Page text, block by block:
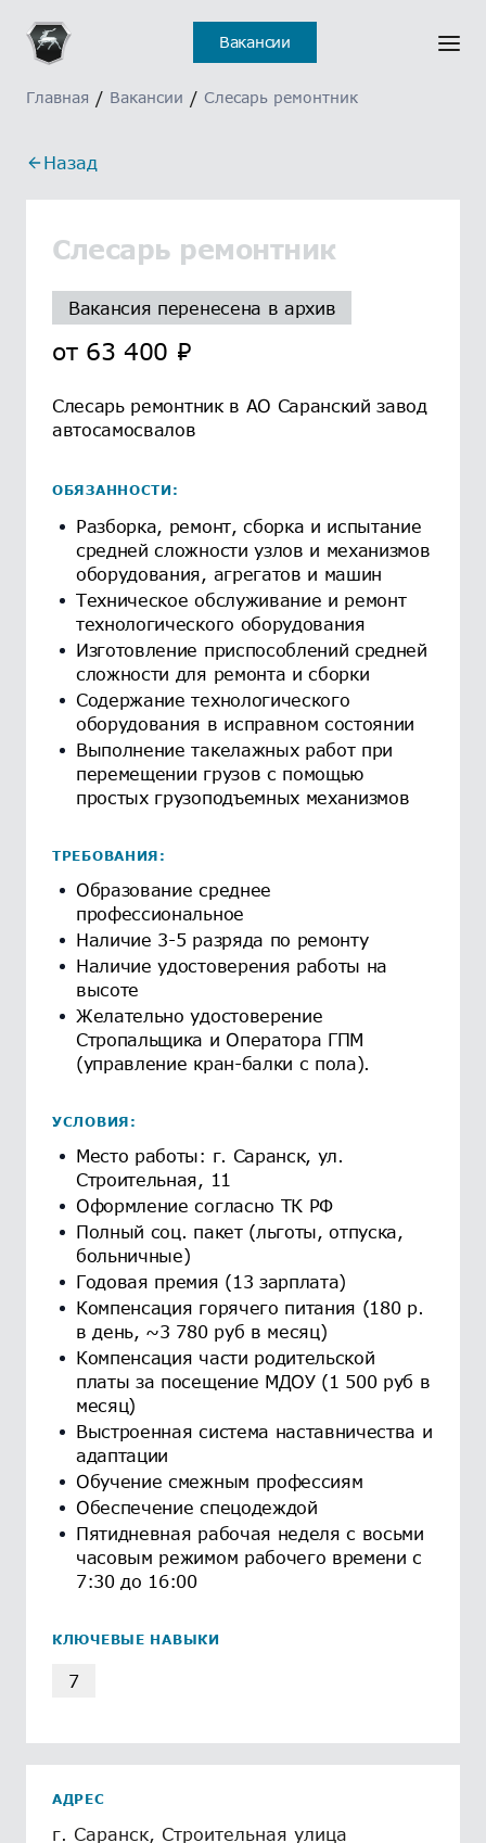
Вакансии
Главная / Вакансии / Слесарь ремонтник
Назад
Слесарь ремонтник
Вакансия перенесена в архив
от 63 400 ₽
Слесарь ремонтник в АО Саранский завод
автосамосвалов
ОБЯЗАННОСТИ:
Разборка, ремонт, сборка и испытание
средней сложности узлов и механизмов
оборудования, агрегатов и машин
Техническое обслуживание и ремонт
технологического оборудования
Изготовление приспособлений средней
сложности для ремонта и сборки
Содержание технологического
оборудования в исправном состоянии
Выполнение такелажных работ при
перемещении грузов с помощью
простых грузоподъемных механизмов
ТРЕБОВАНИЯ:
Образование среднее
профессиональное
Наличие 3-5 разряда по ремонту
Наличие удостоверения работы на
высоте
Желательно удостоверение
Стропальщика и Оператора ГПМ
(управление кран-балки с пола).
УСЛОВИЯ:
Место работы: г. Саранск, ул.
Строительная, 11
Оформление согласно ТК РФ
Полный соц. пакет (льготы, отпуска,
больничные)
Годовая премия (13 зарплата)
Компенсация горячего питания (180 р.
в день, ~3 780 руб в месяц)
Компенсация части родительской
платы за посещение МДОУ (1 500 руб в
месяц)
Выстроенная система наставничества и
адаптации
Обучение смежным профессиям
Обеспечение спецодеждой
Пятидневная рабочая неделя с восьми
часовым режимом рабочего времени с
7:30 до 16:00
КЛЮЧЕВЫЕ НАВЫКИ
7
АДРЕС
г. Саранск, Строительная улица